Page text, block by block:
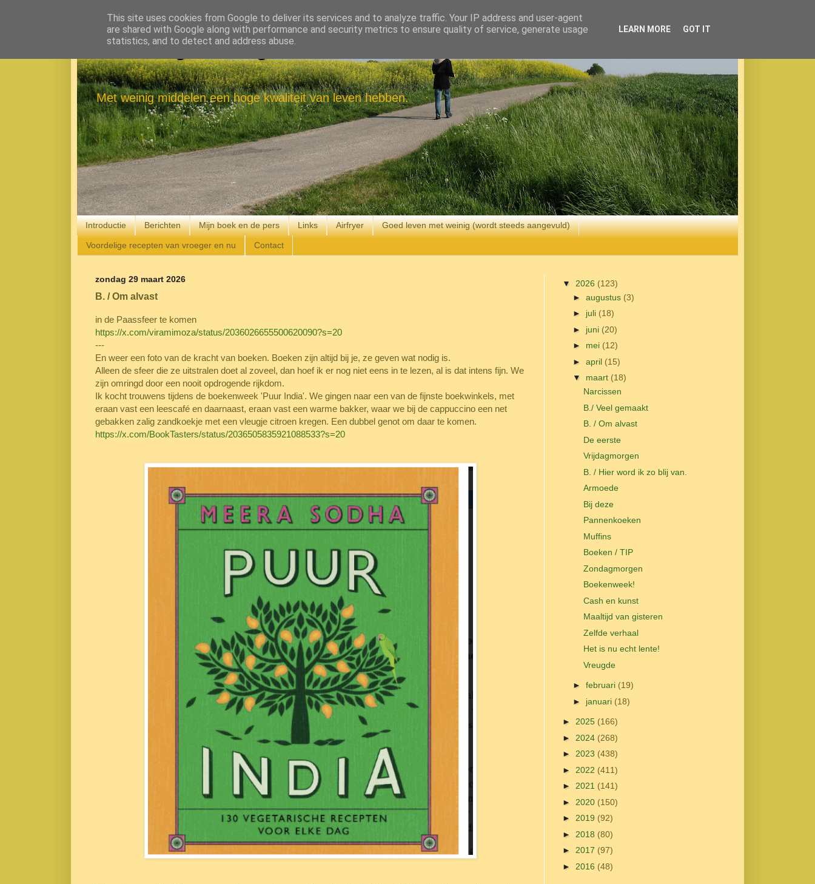
Eenvoudig Gelukkig
Met weinig middelen een hoge kwaliteit van leven hebben.
Introductie Berichten Mijn boek en de pers Links Airfryer Goed leven met weinig (wordt steeds aangevuld)
Voordelige recepten van vroeger en nu Contact
zondag 29 maart 2026
B. / Om alvast
in de Paassfeer te komen
https://x.com/viramimoza/status/2036026655500620090?s=20
---
En weer een foto van de kracht van boeken. Boeken zijn altijd bij je, ze geven wat nodig is.
Alleen de sfeer die ze uitstralen doet al zoveel, dan hoef ik er nog niet eens in te lezen, al is dat intens fijn. We
zijn omringd door een nooit opdrogende rijkdom.
Ik kocht trouwens tijdens de boekenweek 'Puur India'. We gingen naar een van de fijnste boekwinkels, met
eraan vast een leescafé en daarnaast, eraan vast een warme bakker, waar we bij de cappuccino een net
gebakken zalig zandkoekje met een vleugje citroen kregen. Een dubbel genot om daar te komen.
https://x.com/BookTasters/status/2036505835921088533?s=20
▼ 2026 (123)
► augustus (3)
► juli (18)
► juni (20)
► mei (12)
► april (15)
▼ maart (18)
Narcissen
B./ Veel gemaakt
B. / Om alvast
De eerste
Vrijdagmorgen
B. / Hier word ik zo blij van.
Armoede
Bij deze
Pannenkoeken
Muffins
Boeken / TIP
Zondagmorgen
Boekenweek!
Cash en kunst
Maaltijd van gisteren
Zelfde verhaal
Het is nu echt lente!
Vreugde
► februari (19)
► januari (18)
► 2025 (166)
► 2024 (268)
► 2023 (438)
► 2022 (411)
► 2021 (141)
► 2020 (150)
► 2019 (92)
► 2018 (80)
► 2017 (97)
► 2016 (48)
This site uses cookies from Google to deliver its services and to analyze traffic. Your IP address and user-agent
are shared with Google along with performance and security metrics to ensure quality of service, generate usage
statistics, and to detect and address abuse.
LEARN MORE GOT IT